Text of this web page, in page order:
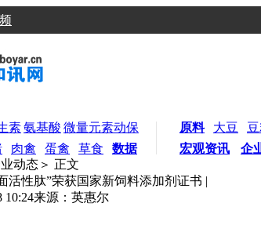
素氨基酸 微量元素动保
肉禽 蛋禽 草食 数据
原料 大豆
宏观资讯
企
业动态＞ 正文
活性肽”荣获国家新饲料添加剂证书 |
10:24来源：英惠尔